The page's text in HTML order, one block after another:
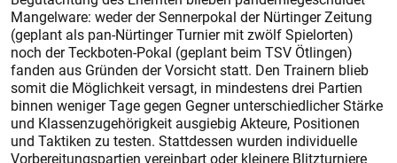
Mangelware: weder der Sennerpokal der Nürtinger Zeitung
(geplant als pan-Nürtinger Turnier mit zwölf Spielorten)
noch der Teckboten-Pokal (geplant beim TSV Ötlingen)
fanden aus Gründen der Vorsicht statt. Den Trainern blieb
somit die Möglichkeit versagt, in mindestens drei Partien
binnen weniger Tage gegen Gegner unterschiedlicher Stärke
und Klassenzugehörigkeit ausgiebig Akteure, Positionen
und Taktiken zu testen. Stattdessen wurden individuelle
Vorbereitungspartien vereinbart oder kleinere Blitzturniere